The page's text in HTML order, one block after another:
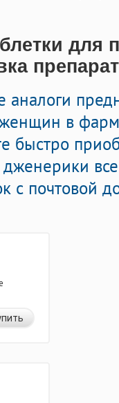
для
аналоги
в
быстро
с почтовой